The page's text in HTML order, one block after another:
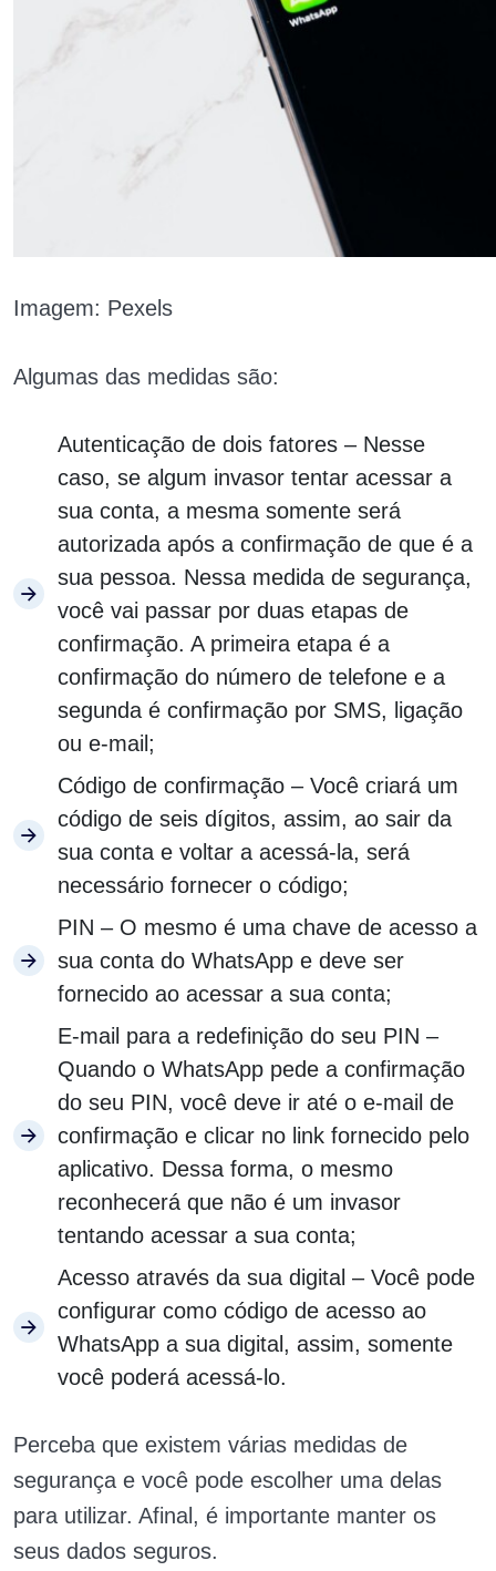
Imagem: Pexels
Algumas das medidas são:
Autenticação de dois fatores – Nesse
caso, se algum invasor tentar acessar a
sua conta, a mesma somente será
autorizada após a confirmação de que é a
sua pessoa. Nessa medida de segurança,
você vai passar por duas etapas de
confirmação. A primeira etapa é a
confirmação do número de telefone e a
segunda é confirmação por SMS, ligação
ou e-mail;
Código de confirmação – Você criará um
código de seis dígitos, assim, ao sair da
sua conta e voltar a acessá-la, será
necessário fornecer o código;
PIN – O mesmo é uma chave de acesso a
sua conta do WhatsApp e deve ser
fornecido ao acessar a sua conta;
E-mail para a redefinição do seu PIN –
Quando o WhatsApp pede a confirmação
do seu PIN, você deve ir até o e-mail de
confirmação e clicar no link fornecido pelo
aplicativo. Dessa forma, o mesmo
reconhecerá que não é um invasor
tentando acessar a sua conta;
Acesso através da sua digital – Você pode
configurar como código de acesso ao
WhatsApp a sua digital, assim, somente
você poderá acessá-lo.
Perceba que existem várias medidas de
segurança e você pode escolher uma delas
para utilizar. Afinal, é importante manter os
seus dados seguros.